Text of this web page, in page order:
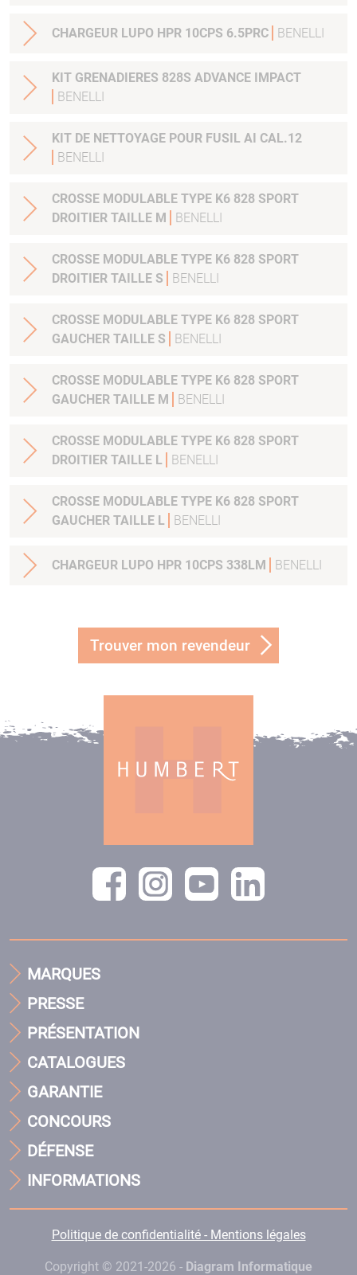
CHARGEUR LUPO HPR 10CPS 6.5PRC BENELLI
KIT GRENADIERES 828S ADVANCE IMPACT
BENELLI
KIT DE NETTOYAGE POUR FUSIL AI CAL.12
BENELLI
CROSSE MODULABLE TYPE K6 828 SPORT
DROITIER TAILLE M
BENELLI
CROSSE MODULABLE TYPE K6 828 SPORT
DROITIER TAILLE S
BENELLI
CROSSE MODULABLE TYPE K6 828 SPORT
GAUCHER TAILLE S
BENELLI
CROSSE MODULABLE TYPE K6 828 SPORT
GAUCHER TAILLE M
BENELLI
CROSSE MODULABLE TYPE K6 828 SPORT
DROITIER TAILLE L
BENELLI
CROSSE MODULABLE TYPE K6 828 SPORT
GAUCHER TAILLE L
BENELLI
CHARGEUR LUPO HPR 10CPS 338LM BENELLI
Trouver mon revendeur
MARQUES
PRESSE
PRÉSENTATION
CATALOGUES
GARANTIE
CONCOURS
DÉFENSE
INFORMATIONS
Politique de confidentialité - Mentions légales
Copyright © 2021-2026 - Diagram Informatique